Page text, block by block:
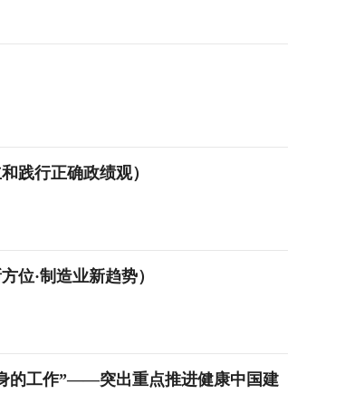
践行正确政绩观）
位·制造业新趋势）
的工作”——突出重点推进健康中国建